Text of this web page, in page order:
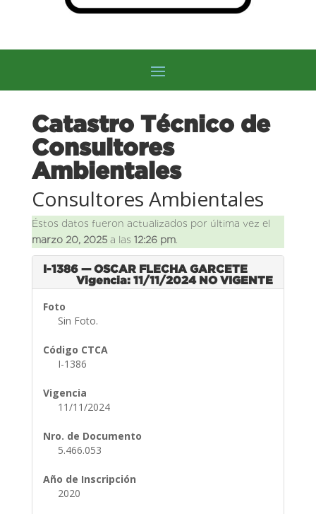
Catastro Técnico de
Consultores
Ambientales
Consultores Ambientales
Éstos datos fueron actualizados por última vez el
marzo 20, 2025a las 12:26 pm.
I-1386 — OSCAR FLECHA GARCETE
Vigencia: 11/11/2024 NO VIGENTE
Foto
Sin Foto.
Código CTCA
I-1386
Vigencia
11/11/2024
Nro. de Documento
5.466.053
Año de Inscripción
2020